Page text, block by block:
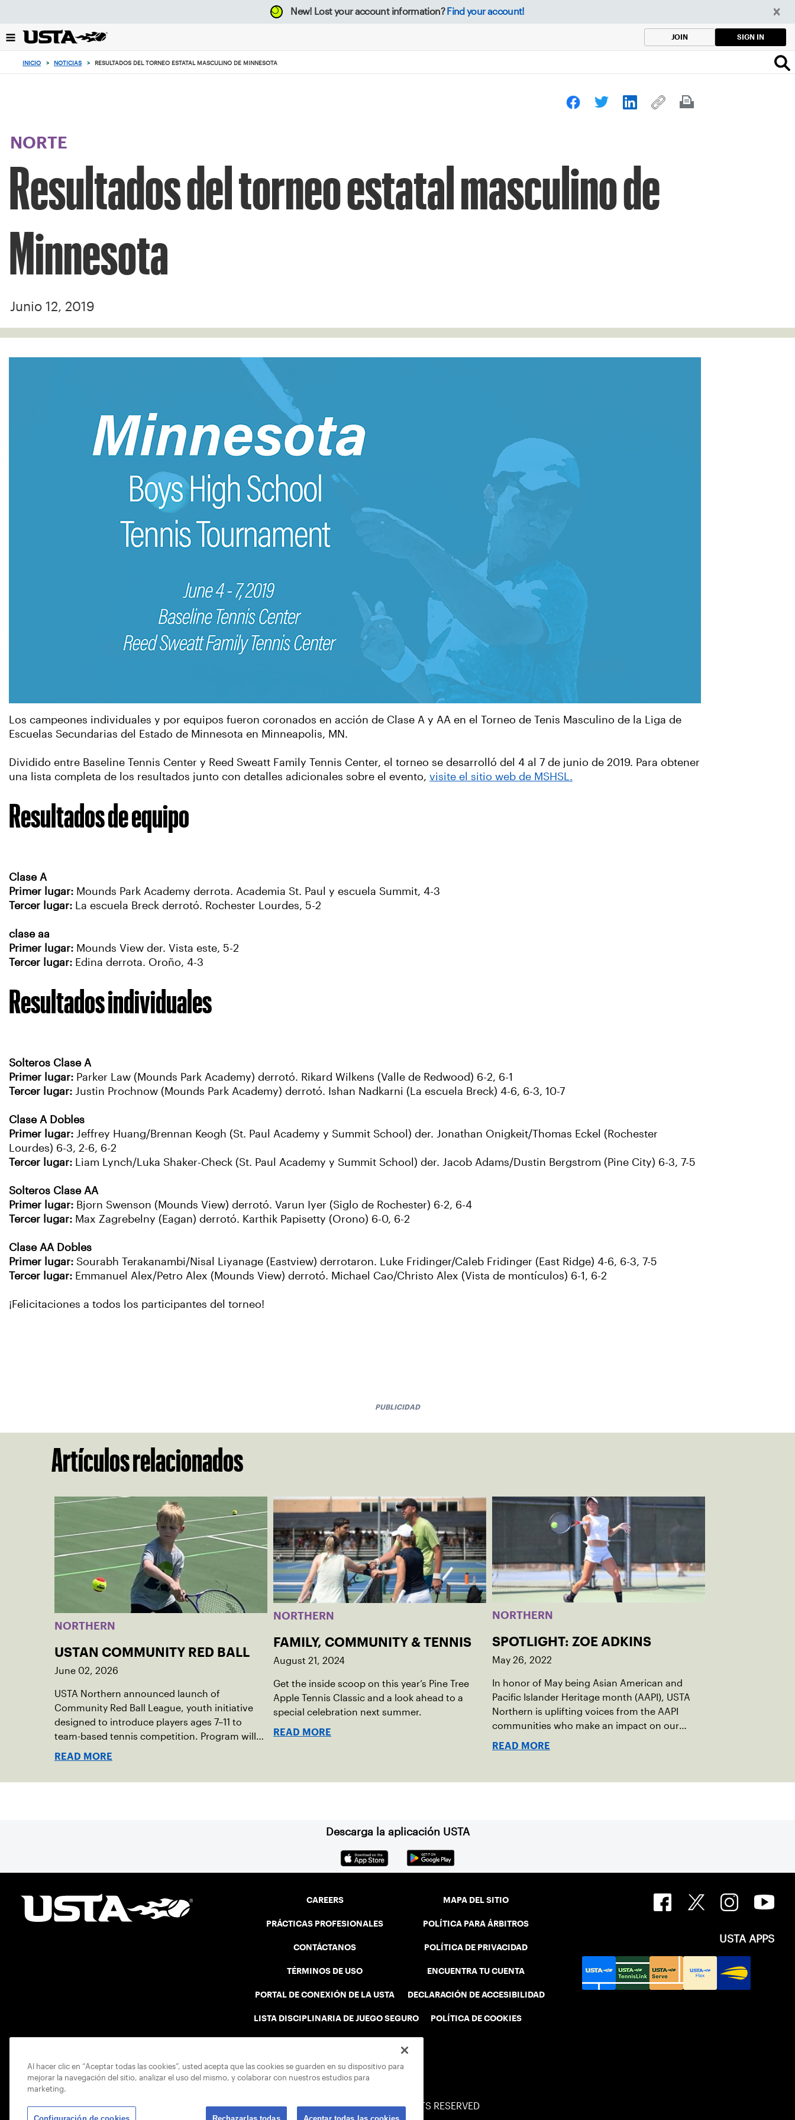
el
botón
New! Lost your account information? Find your account!
JOIN SIGN IN
INICIO > NOTICIAS > RESULTADOS DEL TORNEO ESTATAL MASCULINO DE MINNESOTA
NORTE
Resultados del torneo estatal masculino de
Minnesota
Junio 12, 2019
Los campeones individuales y por equipos fueron coronados en acción de Clase A y AA en el Torneo de Tenis Masculino de la Liga de
Escuelas Secundarias del Estado de Minnesota en Minneapolis, MN.
Dividido entre Baseline Tennis Center y Reed Sweatt Family Tennis Center, el torneo se desarrolló del 4 al 7 de junio de 2019. Para obtener
una lista completa de los resultados junto con detalles adicionales sobre el evento, visite el sitio web de MSHSL.
Resultados de equipo
Clase A
Primer lugar: Mounds Park Academy derrota. Academia St. Paul y escuela Summit, 4-3
Tercer lugar: La escuela Breck derrotó. Rochester Lourdes, 5-2
clase aa
Primer lugar: Mounds View der. Vista este, 5-2
Tercer lugar: Edina derrota. Oroño, 4-3
Resultados individuales
Solteros Clase A
Primer lugar: Parker Law (Mounds Park Academy) derrotó. Rikard Wilkens (Valle de Redwood) 6-2, 6-1
Tercer lugar: Justin Prochnow (Mounds Park Academy) derrotó. Ishan Nadkarni (La escuela Breck) 4-6, 6-3, 10-7
Clase A Dobles
Primer lugar: Jeffrey Huang/Brennan Keogh (St. Paul Academy y Summit School) der. Jonathan Onigkeit/Thomas Eckel (Rochester
Lourdes) 6-3, 2-6, 6-2
Tercer lugar: Liam Lynch/Luka Shaker-Check (St. Paul Academy y Summit School) der. Jacob Adams/Dustin Bergstrom (Pine City) 6-3, 7-5
Solteros Clase AA
Primer lugar: Bjorn Swenson (Mounds View) derrotó. Varun Iyer (Siglo de Rochester) 6-2, 6-4
Tercer lugar: Max Zagrebelny (Eagan) derrotó. Karthik Papisetty (Orono) 6-0, 6-2
Clase AA Dobles
Primer lugar: Sourabh Terakanambi/Nisal Liyanage (Eastview) derrotaron. Luke Fridinger/Caleb Fridinger (East Ridge) 4-6, 6-3, 7-5
Tercer lugar: Emmanuel Alex/Petro Alex (Mounds View) derrotó. Michael Cao/Christo Alex (Vista de montículos) 6-1, 6-2
¡Felicitaciones a todos los participantes del torneo!
PUBLICIDAD
Artículos relacionados
NORTHERN
USTAN COMMUNITY RED BALL
June 02, 2026
USTA Northern announced launch of
Community Red Ball League, youth initiative
designed to introduce players ages 7–11 to
team-based tennis competition. Program will
launch in the communities of Duluth,
READ MORE
NORTHERN
FAMILY, COMMUNITY & TENNIS
August 21, 2024
Get the inside scoop on this year’s Pine Tree
Apple Tennis Classic and a look ahead to a
special celebration next summer.
READ MORE
NORTHERN
SPOTLIGHT: ZOE ADKINS
May 26, 2022
In honor of May being Asian American and
Pacific Islander Heritage month (AAPI), USTA
Northern is uplifting voices from the AAPI
communities who make an impact on our
tennis community on and off the court.
READ MORE
Descarga la aplicación USTA
CAREERS
PRÁCTICAS PROFESIONALES
CONTÁCTANOS
TÉRMINOS DE USO
PORTAL DE CONEXIÓN DE LA USTA
LISTA DISCIPLINARIA DE JUEGO SEGURO
MAPA DEL SITIO
POLÍTICA PARA ÁRBITROS
POLÍTICA DE PRIVACIDAD
ENCUENTRA TU CUENTA
DECLARACIÓN DE ACCESIBILIDAD
POLÍTICA DE COOKIES
USTA APPS
© 2026 USTA ALL RIGHTS RESERVED
Al hacer clic en “Aceptar todas las cookies”, usted acepta que las cookies se guarden en su dispositivo para
mejorar la navegación del sitio, analizar el uso del mismo, y colaborar con nuestros estudios para
marketing.